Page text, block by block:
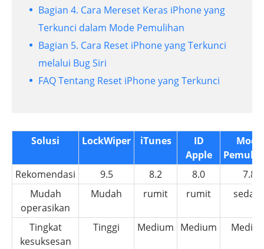
Bagian 4. Cara Mereset Keras iPhone yang
Terkunci dalam Mode Pemulihan
Bagian 5. Cara Reset iPhone yang Terkunci
melalui Bug Siri
FAQ Tentang Reset iPhone yang Terkunci
Solusi LockWiper iTunes
ID
Apple
Mode
Rekomendasi
9.5 8.2 8.0
7.8
Mudah
operasikan
Mudah rumit rumit
Tingkat
kesuksesan
Tinggi Medium Medium